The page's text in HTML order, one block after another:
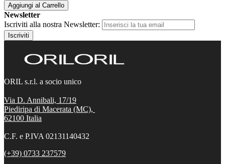
Aggiungi al Carrello
Newsletter
Iscriviti alla nostra Newsletter:
Iscriviti
ORIL s.r.l. a socio unico
Via D. Annibali, 17/19
Piediripa di Macerata (MC),
62100 Italia
C.F. e P.IVA 02131140432
(+39) 0733 237579